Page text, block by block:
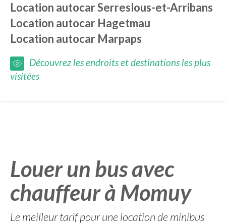
Location autocarSerreslous-et-Arribans
Location autocar Hagetmau
Location autocar Marpaps
Découvrez les endroits et destinations les plus
visitées
Louer un bus avec
chauffeur à Momuy
Le meilleur tarif pour une location de minibus